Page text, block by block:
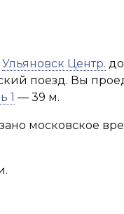
Ульяновск Центр. до
поезд. Вы
1 — 39 м.
московское